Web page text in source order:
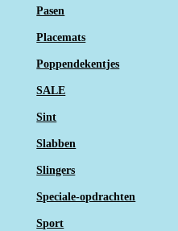
Pasen
Placemats
Poppendekentjes
SALE
Sint
Slabben
Slingers
Speciale-opdrachten
Sport